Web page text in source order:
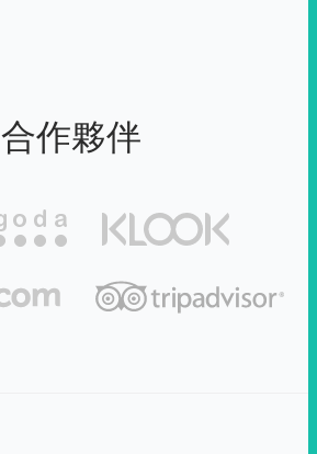
合作夥伴